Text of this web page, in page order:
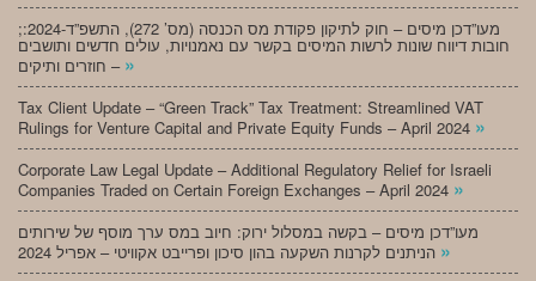
;מעו”דכן מיסים – חוק לתיקון פקודת מס הכנסה (מס’ 272), התשפ”ד-2024:
חובות דיווח שונות לרשות המיסים בקשר עם נאמנויות, עולים חדשים ותושבים
חוזרים ותיקים – »
Tax Client Update – “Green Track” Tax Treatment: Streamlined VAT
Rulings for Venture Capital and Private Equity Funds – April 2024 »
Corporate Law Legal Update – Additional Regulatory Relief for Israeli
Companies Traded on Certain Foreign Exchanges – April 2024 »
מעו”דכן מיסים – בקשה במסלול ירוק: חיוב במס ערך מוסף של שירותים
»